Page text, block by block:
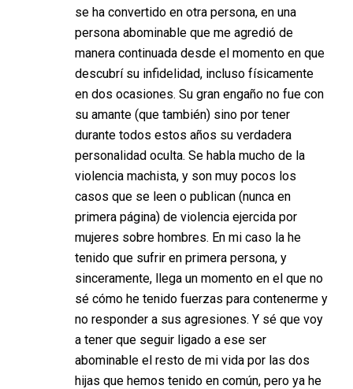
se ha convertido en otra persona, en una
persona abominable que me agredió de
manera continuada desde el momento en que
descubrí su infidelidad, incluso físicamente
en dos ocasiones. Su gran engaño no fue con
su amante (que también) sino por tener
durante todos estos años su verdadera
personalidad oculta. Se habla mucho de la
violencia machista, y son muy pocos los
casos que se leen o publican (nunca en
primera página) de violencia ejercida por
mujeres sobre hombres. En mi caso la he
tenido que sufrir en primera persona, y
sinceramente, llega un momento en el que no
sé cómo he tenido fuerzas para contenerme y
no responder a sus agresiones. Y sé que voy
a tener que seguir ligado a ese ser
abominable el resto de mi vida por las dos
hijas que hemos tenido en común, pero ya he